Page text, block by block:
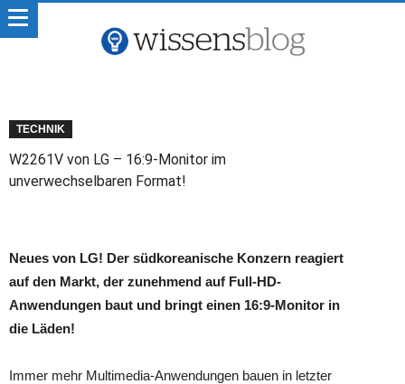
TECHNIK
W2261V von LG – 16:9-Monitor im
unverwechselbaren Format!
Neues von LG! Der südkoreanische Konzern reagiert
auf den Markt, der zunehmend auf Full-HD-
Anwendungen baut und bringt einen 16:9-Monitor in
die Läden!
Immer mehr Multimedia-Anwendungen bauen in letzter